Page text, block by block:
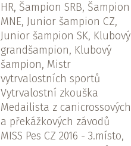
HR, Šampion SRB, Šampion
MNE, Junior šampion CZ,
Junior šampion SK, Klubový
grandšampion, Klubový
šampion, Mistr
vytrvalostních sportů
Vytrvalostní zkouška
Medailista z canicrossových
a překážkových závodů
MISS Pes CZ 2016 - 3.místo,